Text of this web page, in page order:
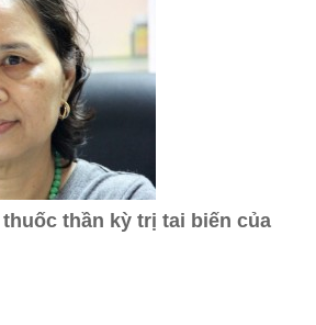
thần kỳ trị tai biến của